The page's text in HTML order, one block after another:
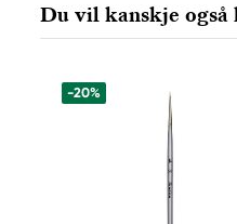
www.panduro.com
+46 (04) 22 30 70
Du vil kanskje også
-20%